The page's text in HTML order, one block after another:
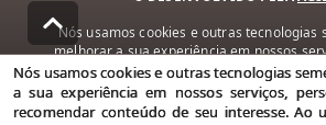
Nós usamos cookies e outras tecnologias
melhorar a sua experiência em nossos
publicidade e recomendar conteúdo de seu
nossos serviços, você concorda com nossa
termos de uso.
Nós usamos cookies e outras tecnologias
a sua experiência em nossos serviços,
recomendar conteúdo de seu interesse. Ao